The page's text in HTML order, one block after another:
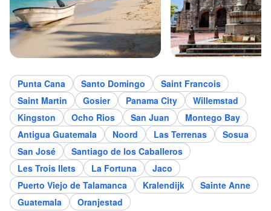
Punta Cana Santo Domingo
Saint Francois
Saint Martin
Gosier Panama City
Willemstad
Kingston
Ocho Rios San Juan
Montego Bay
Antigua Guatemala
Noord Las Terrenas
Sosua
San José
Santiago de los Caballeros
Les Trois Ilets
La Fortuna
Jaco
Puerto Viejo de Talamanca
Kralendijk
Sainte Anne
Guatemala
Oranjestad